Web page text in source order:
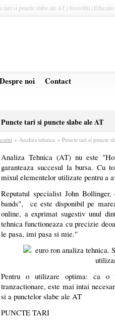
tari si puncte slabe ale AT | Investitii |
Despre noi Contact
Puncte tari si puncte slabe ale AT
> Analiza tehnica > Puncte tari si puncte
Analiza Tehnica (AT) nu este
garanteaza succesul la bursa. Cu
mixul elementelor utilizate pentru a
Reputatul specialist John
bands", ce este disponibil pe
online, a exprimat sugestiv unul
tehnica functioneaza cu precizie
le pasa, imi pasa si mie."
Pentru o utilizare optima: ca o
tranzactionare, este mai intai
si a punctelor slabe ale AT
PUNCTE TARI